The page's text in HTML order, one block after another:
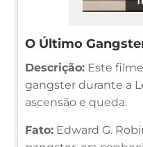
O Último
Descrição: Este
gangster durante a
ascensão e queda.
Fato: Edward G.